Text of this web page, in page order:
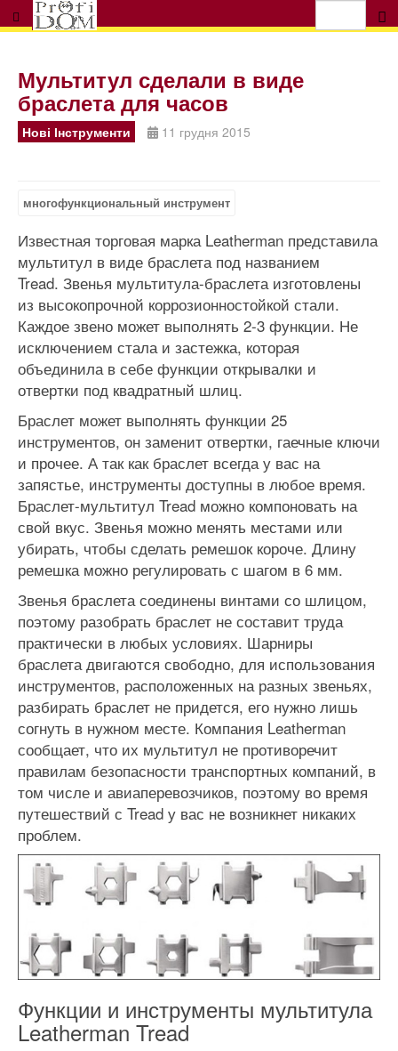
Мультитул сделали в виде
браслета для часов
Нові Інструменти 11 грудня 2015
многофункциональный инструмент
Известная торговая марка Leatherman представила
мультитул в виде браслета под названием
Tread. Звенья мультитула-браслета изготовлены
из высокопрочной коррозионностойкой стали.
Каждое звено может выполнять 2-3 функции. Не
исключением стала и застежка, которая
объединила в себе функции открывалки и
отвертки под квадратный шлиц.
Браслет может выполнять функции 25
инструментов, он заменит отвертки, гаечные ключи
и прочее. А так как браслет всегда у вас на
запястье, инструменты доступны в любое время.
Браслет-мультитул Tread можно компоновать на
свой вкус. Звенья можно менять местами или
убирать, чтобы сделать ремешок короче. Длину
ремешка можно регулировать с шагом в 6 мм.
Звенья браслета соединены винтами со шлицом,
поэтому разобрать браслет не составит труда
практически в любых условиях. Шарниры
браслета двигаются свободно, для использования
инструментов, расположенных на разных звеньях,
разбирать браслет не придется, его нужно лишь
согнуть в нужном месте. Компания Leatherman
сообщает, что их мультитул не противоречит
правилам безопасности транспортных компаний, в
том числе и авиаперевозчиков, поэтому во время
путешествий с Tread у вас не возникнет никаких
проблем.
Функции и инструменты мультитула
Leatherman Tread